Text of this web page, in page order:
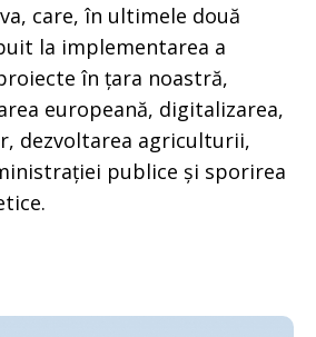
care, în ultimele două
la implementarea a
în țara noastră,
europeană, digitalizarea,
dezvoltarea agriculturii,
publice și sporirea